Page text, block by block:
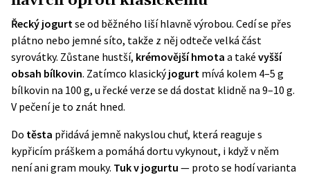
Řecký jogurtse od běžného liší hlavně výrobou. Cedí se přes
plátno nebo jemné síto, takže z něj odteče velká část
syrovátky. Zůstane hustší, krémovější hmota a také vyšší
obsah bílkovin. Zatímco klasickýjogurt mívá kolem 4–5 g
bílkovin na 100 g, u řecké verze se dá dostat klidně na 9–10 g.
V pečení je to znát hned.
Do těsta přidává jemně nakyslou chuť, která reaguje s
kypřicím práškem a pomáhá dortu vykynout, i když v něm
není ani gram mouky. Tuk v jogurtu — proto se hodí varianta